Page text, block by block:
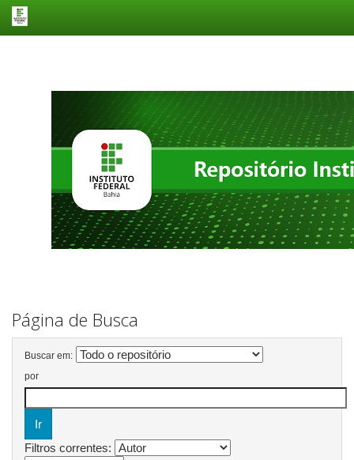
Página de Busca
Buscar em:
por
Filtros correntes: